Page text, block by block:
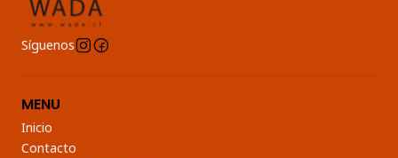
Síguenos
MENU
Inicio
Contacto